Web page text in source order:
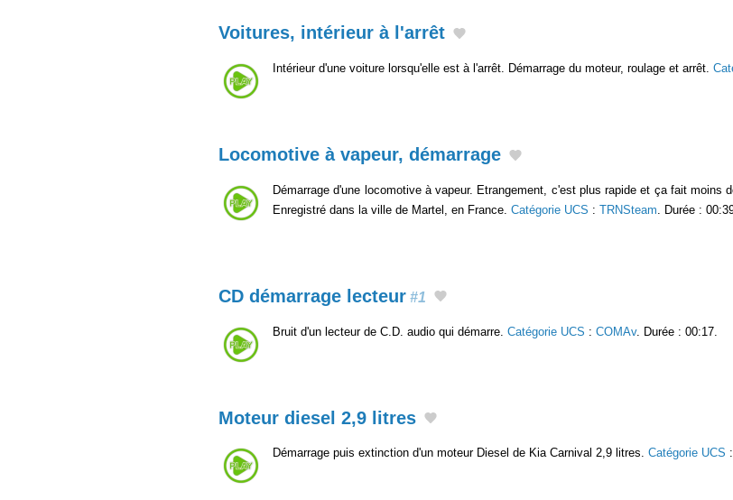
Voitures, intérieur à l'arrêt
Intérieur d'une voiture lorsqu'elle est à l'arrêt. Démarrage du moteur, roulage et arrêt.
Locomotive à vapeur, démarrage
Démarrage d'une locomotive à vapeur. Etrangement, c'est plus rapide et ça fait moins
Enregistré dans la ville de Martel, en France. Catégorie UCS : TRNSteam . Durée :
CD démarrage lecteur #1
Bruit d'un lecteur de C.D. audio qui démarre. Catégorie UCS : COMAv. Durée : 00:17.
Moteur diesel 2,9 litres
Démarrage puis extinction d'un moteur Diesel de Kia Carnival 2,9 litres. Catégorie UCS :